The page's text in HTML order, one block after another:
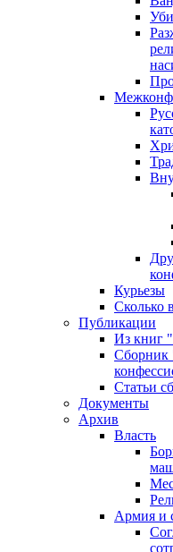
Курьезы
Сколько
Публикации
Из книг
Сборник
Статьи
Документы
Архив
Власть
Армия и